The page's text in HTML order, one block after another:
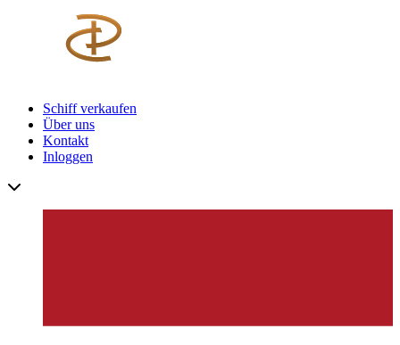
Schiff verkaufen
Über uns
Kontakt
Inloggen